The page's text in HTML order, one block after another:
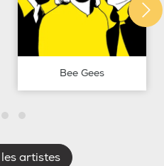
Bee Gees
artistes